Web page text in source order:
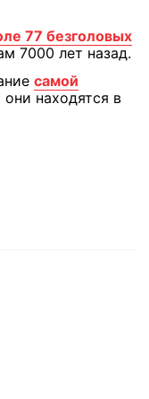
77 безголовых
7000 лет назад.
самой
они находятся в
Viber
в Whatsapp
в Messenger
в LinkedIn
в Google news
в Viber
в LinkedIn